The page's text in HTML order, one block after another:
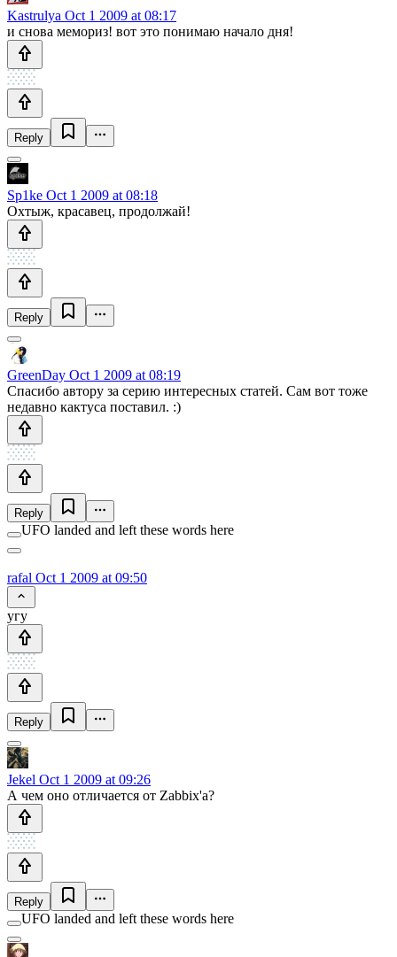
Kastrulya Oct 1 2009 at 08:17
и снова мемориз! вот это понимаю начало дня!
Reply
Sp1ke Oct 1 2009 at 08:18
Охтыж, красавец, продолжай!
Reply
GreenDay Oct 1 2009 at 08:19
Спасибо автору за серию интересных статей. Сам вот тоже
недавно кактуса поставил. :)
Reply
UFO landed and left these words here
rafal Oct 1 2009 at 09:50
угу
Reply
Jekel Oct 1 2009 at 09:26
А чем оно отличается от Zabbix'a?
Reply
UFO landed and left these words here